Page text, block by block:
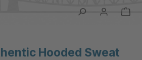
Hooded Sweat